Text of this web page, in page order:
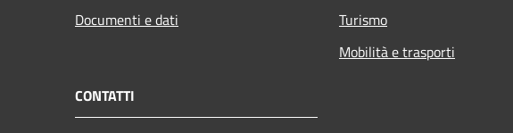
Documenti e dati
Turismo
Mobilità e trasporti
CONTATTI